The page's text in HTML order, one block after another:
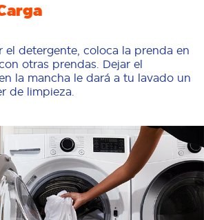
el detergente, coloca la prenda en
otras prendas. Dejar el
la mancha le dará a tu lavado un
de limpieza.